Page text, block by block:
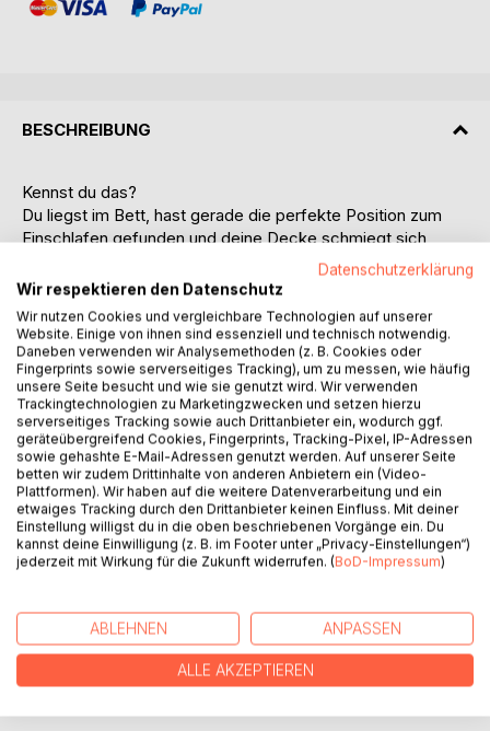
BESCHREIBUNG
Kennst du das?
Du liegst im Bett, hast gerade die perfekte Position zum
Einschlafen gefunden und deine Decke schmiegt sich
kuschelig warm an dich. Der Tag war schön, du hast viel
geschafft und bist stolz auf dich. Du kannst jetzt ruhigen
Gewissens einschlafen. Wäre da nicht diese eine Situation,
vor einigen Jahren, an die du dich gerade erinnerst. Weißt
du noch? Das war nicht dein bester Moment. Plötzlich bist
du wieder hellwach. Du schämst dich, ärgerst dich und
verfluchst dein Gehirn.
Also ich kenne diese Situation nur zu gut. Mein Kopf spielt
manche Momente aus meinem Leben in Endlosschleife ab.
Deshalb habe ich die prägendsten dieser Momente
gesammelt und aufgeschrieben, in der Hoffnung, dass ich
sie so endlich loslassen kann. Begleite mich auf meiner
Reise durch belanglose Begebenheiten, die in meinem
AUTOR/IN
Datenschutzerklärung
Wir respektieren den Datenschutz
Wir nutzen Cookies und vergleichbare Technologien auf unserer
Website. Einige von ihnen sind essenziell und technisch notwendig.
Daneben verwenden wir Analysemethoden (z. B. Cookies oder
Fingerprints sowie serverseitiges Tracking), um zu messen, wie häufig
unsere Seite besucht und wie sie genutzt wird. Wir verwenden
Trackingtechnologien zu Marketingzwecken und setzen hierzu
serverseitiges Tracking sowie auch Drittanbieter ein, wodurch ggf.
geräteübergreifend Cookies, Fingerprints, Tracking-Pixel, IP-Adressen
sowie gehashte E-Mail-Adressen genutzt werden. Auf unserer Seite
betten wir zudem Drittinhalte von anderen Anbietern ein (Video-
Plattformen). Wir haben auf die weitere Datenverarbeitung und ein
etwaiges Tracking durch den Drittanbieter keinen Einfluss. Mit deiner
Einstellung willigst du in die oben beschriebenen Vorgänge ein. Du
kannst deine Einwilligung (z. B. im Footer unter „Privacy-Einstellungen“)
jederzeit mit Wirkung für die Zukunft widerrufen. (BoD-Impressum)
ABLEHNEN ANPASSEN
ALLE AKZEPTIEREN